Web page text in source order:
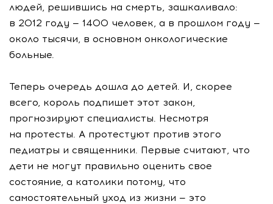
людей, решившись на смерть, зашкаливало:
в 2012 году — 1400 человек, а в прошлом году —
около тысячи, в основном онкологические
больные.
Теперь очередь дошла до детей. И, скорее
всего, король подпишет этот закон,
прогнозируют специалисты. Несмотря
на протесты. А протестуют против этого
педиатры и священники. Первые считают, что
дети не могут правильно оценить свое
состояние, а католики потому, что
самостоятельный уход из жизни — это